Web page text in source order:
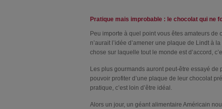
Pratique mais improbable : le chocolat qui ne
Peu importe à quel point vous êtes amateurs de
n’aurait l’idée d’amener une plaque de Lindt à
chose sur laquelle tout le monde est d’accord,
Les plus gourmands auront peut-être essayé de
pouvoir profiter d’une plaque de leur chocolat
pratique, c’est loin d’être idéal.
Alors un jour, un géant alimentaire Américain